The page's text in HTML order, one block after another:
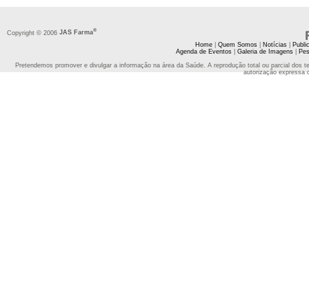
Copyright © 2006 JAS Farma®
Home| Quem Somos| Notícias|
Agenda de Eventos| Galeria de Imagens|
Pretendemos promover e divulgar a informação na área da Saúde. A reprodução total ou parcial
autorização expressa